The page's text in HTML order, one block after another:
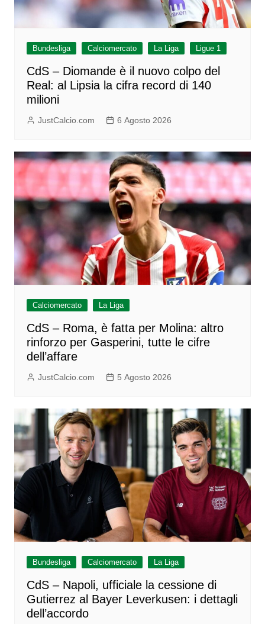
Bundesliga Calciomercato La Liga Ligue 1
CdS – Diomande è il nuovo colpo del
Real: al Lipsia la cifra record di 140
milioni
JustCalcio.com 6 Agosto 2026
Calciomercato La Liga
CdS – Roma, è fatta per Molina: altro
rinforzo per Gasperini, tutte le cifre
dell’affare
JustCalcio.com 5 Agosto 2026
Bundesliga Calciomercato La Liga
CdS – Napoli, ufficiale la cessione di
Gutierrez al Bayer Leverkusen: i dettagli
dell’accordo